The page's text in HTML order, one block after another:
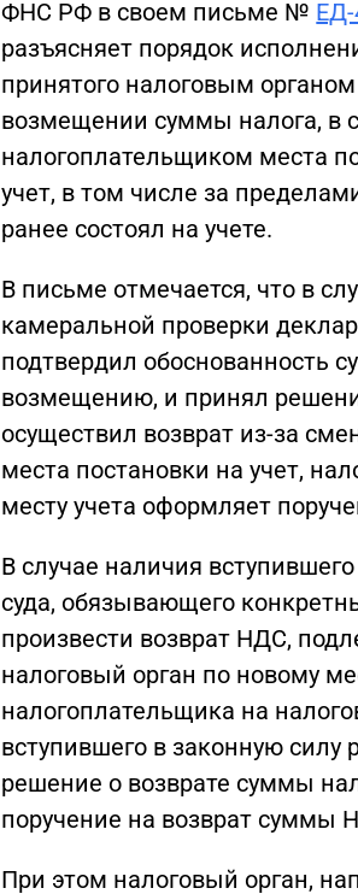
ФНС РФ в своем письме № ЕД-
разъясняет порядок
принятого налоговым
возмещении суммы налога, в
налогоплательщиком места
учет, в том числе за
ранее состоял на учете.
В письме отмечается, что в
камеральной проверки
подтвердил обоснованность
возмещению, и принял
осуществил возврат из-за
места постановки на учет,
месту учета оформляет
В случае наличия
суда, обязывающего
произвести возврат НДС,
налоговый орган по новому
налогоплательщика на
вступившего в законную
решение о возврате суммы
поручение на возврат суммы
При этом налоговый орган,